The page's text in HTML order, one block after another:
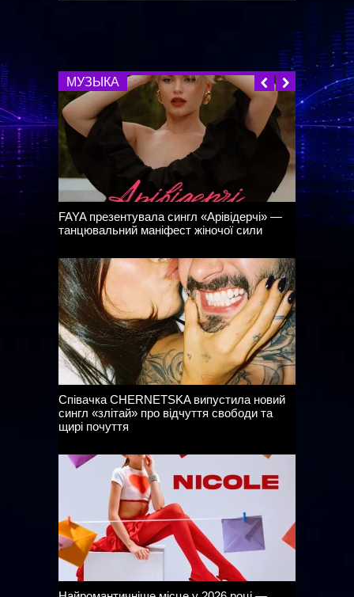
МУЗЫКА
FAYA презентувала сингл «Арівідерчі» —
танцювальний маніфест жіночої сили
Співачка CHERNETSKA випустила новий
сингл «злітай» про відчуття свободи та
щирі почуття